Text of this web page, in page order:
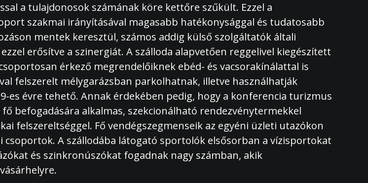
a tulajdonosok számának köre kettőre szűkült. Ezzel a
szakmai irányításával magasabb hatékonysággal és tudatosabb
mentek keresztül, számos addig külső szolgáltatók általi
erősítve a szinergiát. A szálloda alapvetően reggelivel kiegészített
érkező megrendelőiknek ebéd- és vacsorakínálattal is
felszerelt mélygarázsban parkolhatnak, illetve használhatják
es évre tehető. Annak érdekében pedig, hogy a konferencia turizmus
befogadására alkalmas, szekcionálható rendezvénytermekkel
felszereltséggel. Fő vendégszegmenseik az egyéni üzleti utazókon
A szállodába látogató sportolók elsősorban a vízisportokat
és szinkronúszókat fogadnak nagy számban, akik